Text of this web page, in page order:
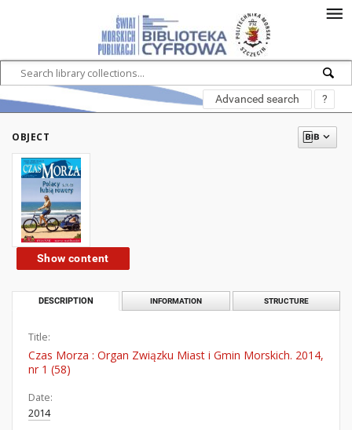
Advanced search ?
OBJECT
Show content
DESCRIPTION INFORMATION STRUCTURE
Title:
Czas Morza : Organ Związku Miast i Gmin Morskich. 2014,
nr 1 (58)
Date:
2014